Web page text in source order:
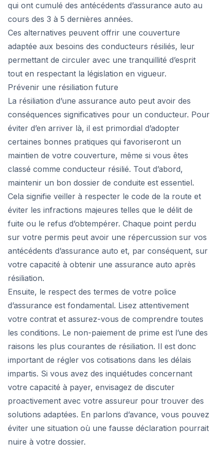
qui ont cumulé des antécédents d’assurance auto au
cours des 3 à 5 dernières années.
Ces alternatives peuvent offrir une couverture
adaptée aux besoins des conducteurs résiliés, leur
permettant de circuler avec une tranquillité d’esprit
tout en respectant la législation en vigueur.
Prévenir une résiliation future
La résiliation d’une assurance auto peut avoir des
conséquences significatives pour un conducteur. Pour
éviter d’en arriver là, il est primordial d’adopter
certaines bonnes pratiques qui favoriseront un
maintien de votre couverture, même si vous êtes
classé comme conducteur résilié. Tout d’abord,
maintenir un bon dossier de conduite est essentiel.
Cela signifie veiller à respecter le code de la route et
éviter les infractions majeures telles que le délit de
fuite ou le refus d’obtempérer. Chaque point perdu
sur votre permis peut avoir une répercussion sur vos
antécédents d’assurance auto et, par conséquent, sur
votre capacité à obtenir une assurance auto après
résiliation.
Ensuite, le respect des termes de votre police
d’assurance est fondamental. Lisez attentivement
votre contrat et assurez-vous de comprendre toutes
les conditions. Le non-paiement de prime est l’une des
raisons les plus courantes de résiliation. Il est donc
important de régler vos cotisations dans les délais
impartis. Si vous avez des inquiétudes concernant
votre capacité à payer, envisagez de discuter
proactivement avec votre assureur pour trouver des
solutions adaptées. En parlons d’avance, vous pouvez
éviter une situation où une fausse déclaration pourrait
nuire à votre dossier.